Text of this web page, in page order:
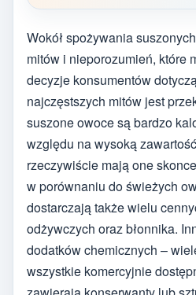
Wokół spożywania
mitów i nieporozumień, które
decyzje konsumentów
najczęstszych mitów jest
suszone owoce są bardzo
względu na wysoką
rzeczywiście mają one
w porównaniu do świeżych
dostarczają także wielu
odżywczych oraz błonnika.
dodatków chemicznych –
wszystkie komercyjnie